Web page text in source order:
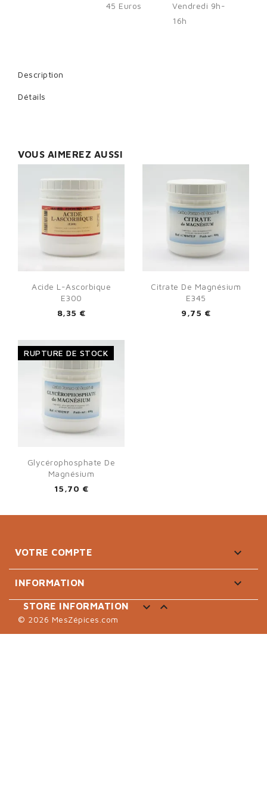
45 Euros
Vendredi 9h-
16h
Description
Détails
VOUS AIMEREZ AUSSI
Acide L-Ascorbique
E300
8,35 €
Citrate De Magnésium
E345
9,75 €
Glycérophosphate De
Magnésium
15,70 €
RUPTURE DE STOCK
VOTRE COMPTE 
INFORMATION 
STORE INFORMATION  
© 2026 MesZépices.com